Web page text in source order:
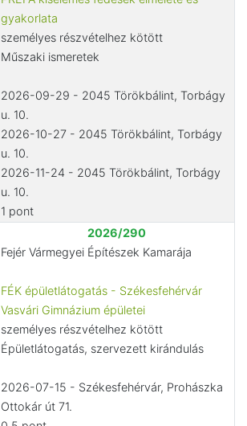
gyakorlata
személyes részvételhez kötött
Műszaki ismeretek
2026-09-29 - 2045 Törökbálint, Torbágy
u. 10.
2026-10-27 - 2045 Törökbálint, Torbágy
u. 10.
2026-11-24 - 2045 Törökbálint, Torbágy
u. 10.
1 pont
2026/290
Fejér Vármegyei Építészek Kamarája
FÉK épületlátogatás - Székesfehérvár
Vasvári Gimnázium épületei
személyes részvételhez kötött
Épületlátogatás, szervezett kirándulás
2026-07-15 - Székesfehérvár, Prohászka
Ottokár út 71.